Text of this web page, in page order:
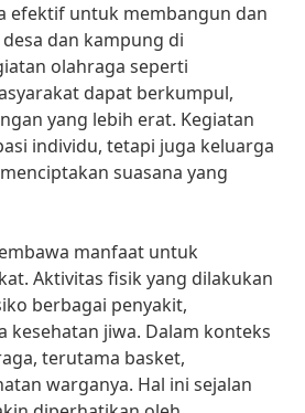
efektif untuk membangun dan
dan kampung di
olahraga seperti
dapat berkumpul,
yang lebih erat. Kegiatan
individu, tetapi juga keluarga
suasana yang
manfaat untuk
Aktivitas fisik yang dilakukan
berbagai penyakit,
kesehatan jiwa. Dalam konteks
terutama basket,
warganya. Hal ini sejalan